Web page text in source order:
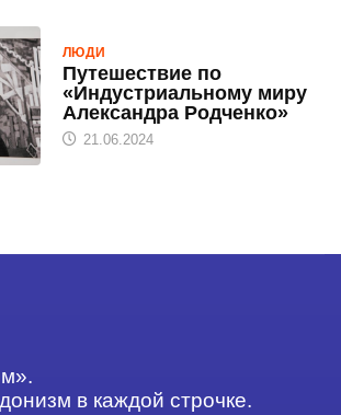
ЛЮДИ
Путешествие по
«Индустриальному миру
Александра Родченко»
21.06.2024
в каждой строчке.